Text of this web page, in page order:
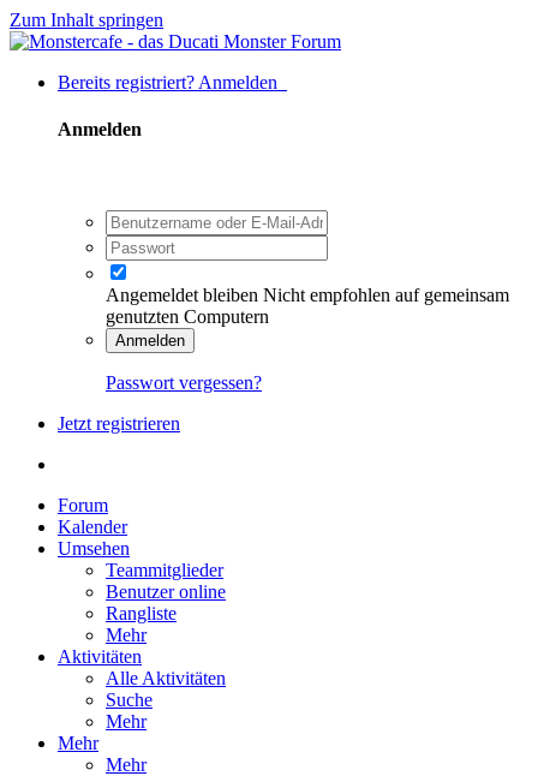
Zum Inhalt springen
Bereits registriert? Anmelden
Anmelden
Angemeldet bleiben Nicht empfohlen auf gemeinsam
genutzten Computern
Anmelden
Passwort vergessen?
Jetzt registrieren
Forum
Kalender
Umsehen
Teammitglieder
Benutzer online
Rangliste
Mehr
Aktivitäten
Alle Aktivitäten
Suche
Mehr
Mehr
Mehr